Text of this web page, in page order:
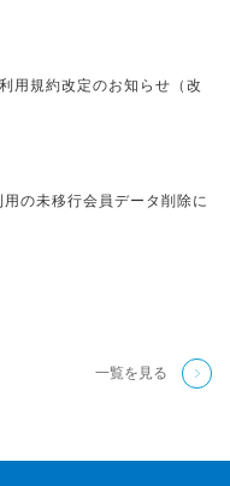
用規約改定のお知らせ（改
用の未移行会員データ削除に
一覧を見る